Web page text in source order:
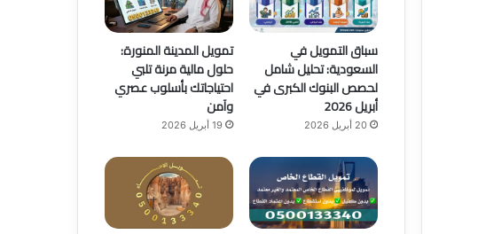
ك
u
b
e
ر
ا
م
سباق التمويل في
السعودية: تحليل شامل
لحصص البنوك الكبرى في
أبريل 2026
20 أبريل 2026
تمويل المدينة المنورة:
حلول مالية مرنة تلبي
احتياجاتك بأسلوب عصري
وآمن
19 أبريل 2026